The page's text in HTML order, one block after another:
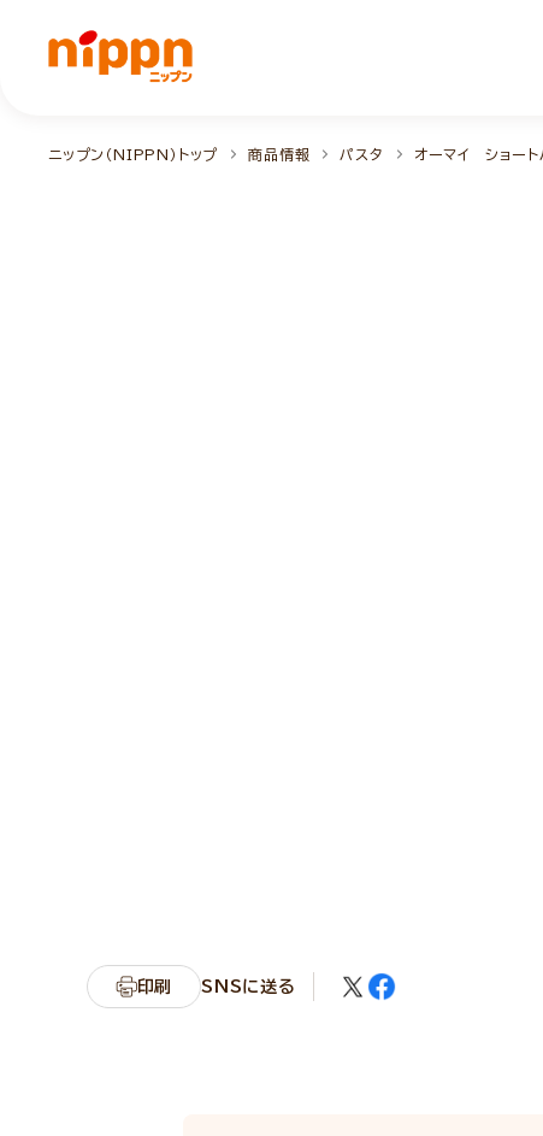
ニップン（NIPPN）トップ 商品情報 パスタ オーマイ ショート
印刷 SNSに送る